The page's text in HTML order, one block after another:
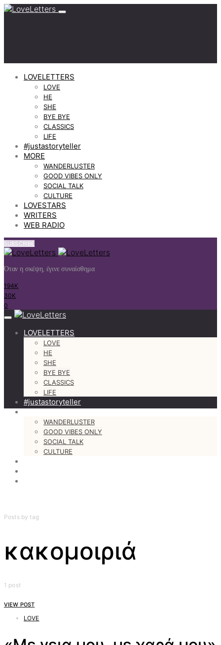
LOVELETTERS
LOVE
HE
SHE
BYE BYE
CLASSICS
LIFE
#justastoryteller
MORE
WANDERLUSTER
GOOD VIBES ONLY
SOCIAL TALK
CULTURE
LOVESTARS
WRITERS
WEB RADIO
SUBSCRIBE
Όταν η σκέψη, έγινε συναίσθημα
194K
30K
0
LOVELETTERS
LOVE
HE
SHE
BYE BYE
CLASSICS
LIFE
#justastoryteller
MORE
WANDERLUSTER
GOOD VIBES ONLY
SOCIAL TALK
CULTURE
Posts by tag
κακομοιριά
1 post
VIEW POST
LOVE